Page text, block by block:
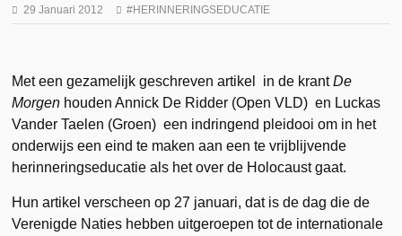
29 Januari 2012 HERINNERINGSEDUCATIE
Met een gezamelijk geschreven artikel in de krantDe
Morgen houden Annick De Ridder (Open VLD) en Luckas
Vander Taelen (Groen) een indringend pleidooi om in het
onderwijs een eind te maken aan een te vrijblijvende
herinneringseducatie als het over de Holocaust gaat.
Hun artikel verscheen op 27 januari, dat is de dag die de
Verenigde Naties hebben uitgeroepen tot de internationale